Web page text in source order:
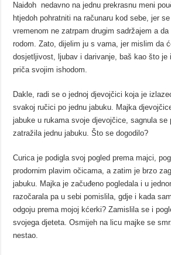
Naiđoh nedavno na jednu prekrasnu meni
htjedoh pohratniti na računaru kod sebe, jer
vremenom ne zatrpam drugim sadržajem a da
rodom. Zato, dijelim ju s vama, jer mislim da
dosjetljivost, ljubav i darivanje, baš kao što je
priča svojim ishodom.
Dakle, radi se o jednoj djevojčici koja je
svakoj ručici po jednu jabuku. Majka
jabuke u rukama svoje djevojčice, sagnula se
zatražila jednu jabuku. Što se dogodilo?
Curica je podigla svoj pogled prema majci,
prodornim plavim očicama, a zatim je brzo
jabuku. Majka je začuđeno pogledala i u
razočarala pa u sebi pomislila, gdje i kada
odgoju prema mojoj kćerki? Zamislila se i
svojega djeteta. Osmijeh na licu majke se
nestao.